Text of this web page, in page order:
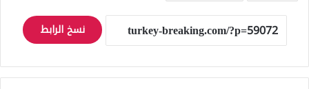
نسخ الرابط